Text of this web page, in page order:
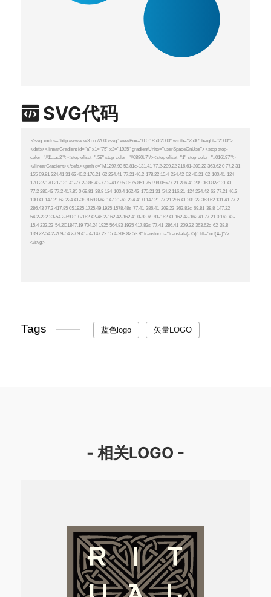
SVG代码
Tags 蓝色logo 矢量LOGO
- 相关LOGO -